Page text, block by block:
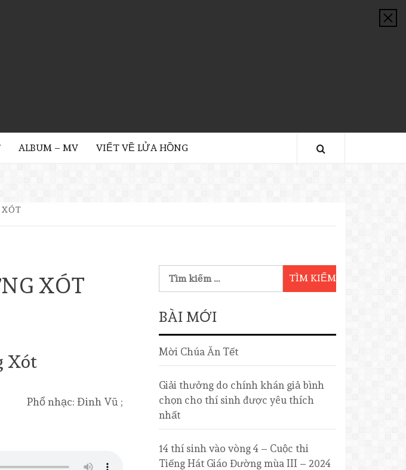
ALBUM – MV VIẾT VỀ LỬA HỒNG
XÓT
Xót
Phổ nhạc: Đinh Vũ ;
BÀI MỚI
Mời Chúa Ăn Tết
Giải thưởng do chính khán giả bình
chọn cho thí sinh được yêu thích
nhất
14 thí sinh vào vòng 4 – Cuộc thi
Tiếng Hát Giáo Đường mùa III – 2024